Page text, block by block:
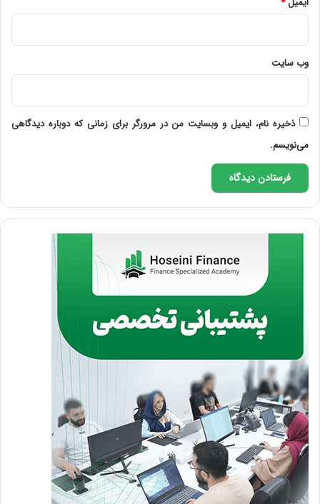
وب‌ سایت
ذخیره نام، ایمیل و وبسایت من در مرورگر برای زمانی که دوباره دیدگاهی
می‌نویسم.